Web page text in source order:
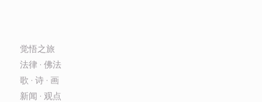
觉悟之旅
法律 · 佛法
歌 · 诗 · 画
新闻 · 观点